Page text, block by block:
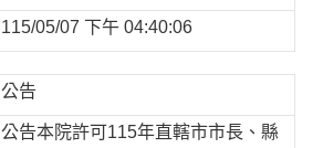
115/05/07 下午 04:40:06
公告
公告本院許可115年直轄市市長、縣